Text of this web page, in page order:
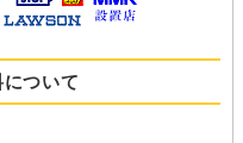
ついて